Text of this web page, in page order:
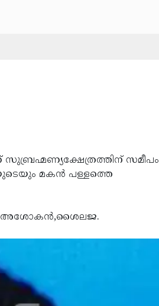
സുബ്രഹ്മണ്യക്ഷേത്രത്തിന് സമീപം
മകന്‍ പള്ളത്തെ
അശോകന്‍,ശൈലജ.